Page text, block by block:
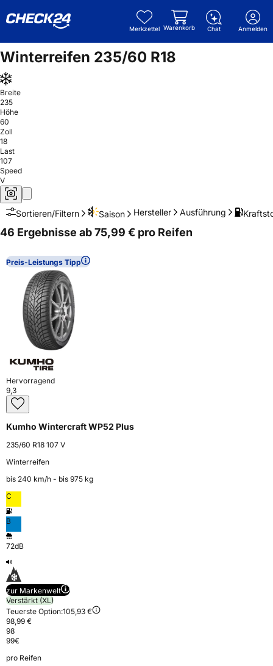
Merkzettel Warenkorb Chat Anmelden
Winterreifen 235/60 R18
Breite
235
Höhe
60
Zoll
18
Last
107
Speed
V
Sortieren/Filtern Saison Hersteller Ausführung
46 Ergebnisse ab 75,99 € pro Reifen
Preis-Leistungs Tipp
Hervorragend
9,3
Kumho Wintercraft WP52 Plus
235/60 R18 107 V
Winterreifen
bis 240 km⁠/⁠h - bis 975 kg
C
B
72dB
zur Markenwelt
Verstärkt (XL)
Teuerste Option:105,93 €
98,99 €
98
99€
pro Reifen